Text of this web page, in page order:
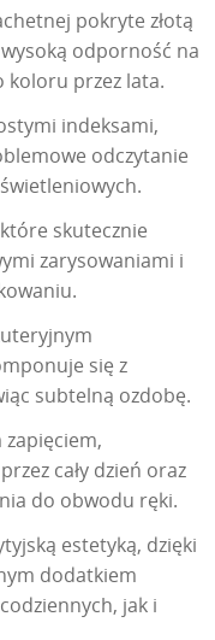
pokryte złotą
odporność na
koloru przez lata.
indeksami,
odczytanie
skutecznie
zarysowaniami i
się z
subtelną ozdobę.
cały dzień oraz
do obwodu ręki.
estetyką, dzięki
dodatkiem
jak i